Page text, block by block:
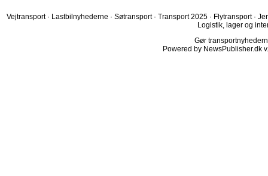
Vejtransport · Lastbilnyhederne · Søtransport · Transport 2025 · Flytransport ·
Logistik, lager og
Gør
Powered by NewsPublisher.dk